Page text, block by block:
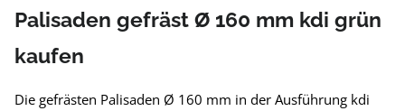
Palisaden gefräst Ø 160 mm kdi grün
kaufen
Die gefrästen Palisaden Ø 160 mm in der Ausführung kdi